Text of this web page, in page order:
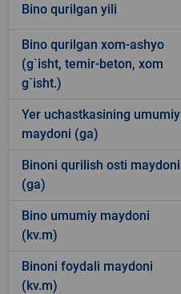
Bino qurilgan yili
Bino qurilgan xom-ashyo
(g`isht, temir-beton, xom
g`isht.)
Yer uchastkasining umumiy
maydoni (ga)
Binoni qurilish osti maydoni
(ga)
Bino umumiy maydoni
(kv.m)
Binoni foydali maydoni
(kv.m)